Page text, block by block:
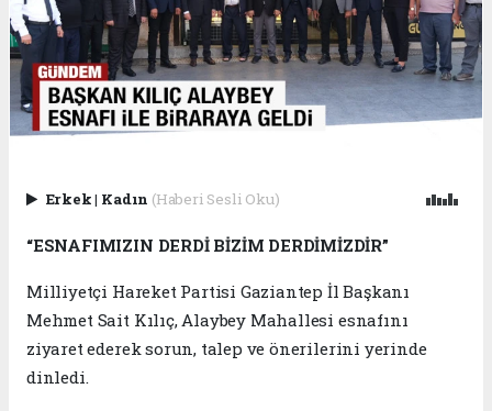
Erkek| Kadın (Haberi Sesli Oku)
“ESNAFIMIZIN DERDİ BİZİM DERDİMİZDİR”
Milliyetçi Hareket Partisi Gaziantep İl Başkanı
Mehmet Sait Kılıç, Alaybey Mahallesi esnafını
ziyaret ederek sorun, talep ve önerilerini yerinde
dinledi.